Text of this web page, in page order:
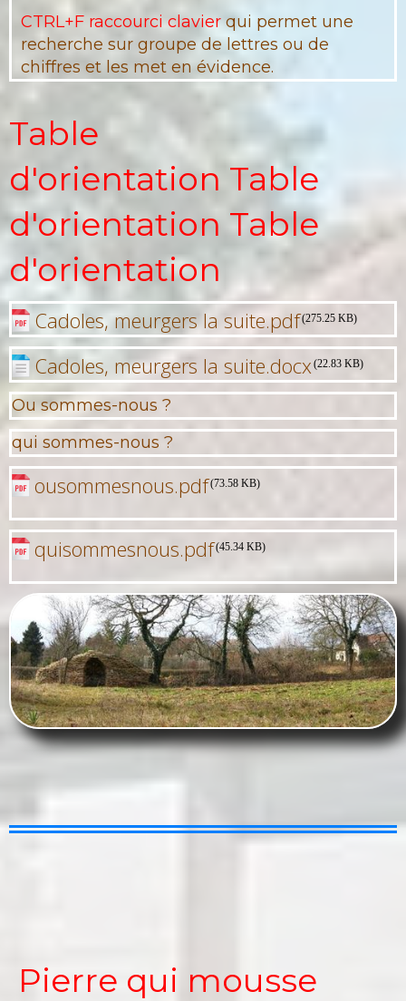
CTRL+F raccourci clavier qui permet une
recherche sur groupe de lettres ou de
chiffres et les met en évidence.
Table
d'orientation Table
d'orientation Table
d'orientation
Cadoles, meurgers la suite.pdf(275.25 KB)
Cadoles, meurgers la suite.docx(22.83 KB)
Ou sommes-nous ?
qui sommes-nous ?
ousommesnous.pdf(73.58 KB)
quisommesnous.pdf(45.34 KB)
Pierre qui mousse